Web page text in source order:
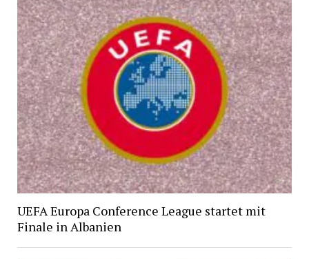
UEFA Europa Conference League startet mit
Finale in Albanien